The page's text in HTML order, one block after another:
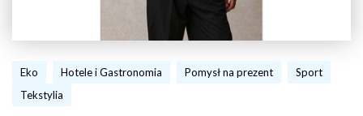
Eko Hotele i Gastronomia Pomysł na prezent
Sport
Tekstylia